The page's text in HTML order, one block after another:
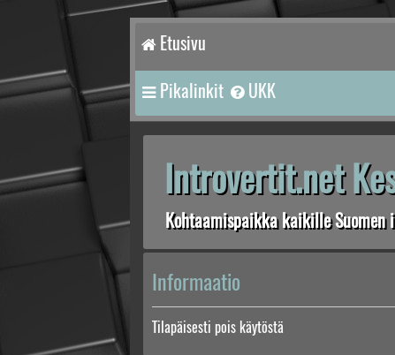
Etusivu
Pikalinkit UKK
Introvertit.net
Kohtaamispaikka kaikille Suomen
Informaatio
Tilapäisesti pois käytöstä